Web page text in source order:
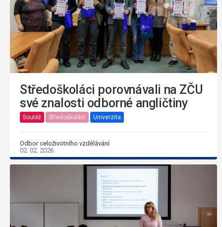
Středoškoláci porovnávali na ZČU
své znalosti odborné angličtiny
Soutěž Středoškoláci Univerzita
Odbor celoživotního vzdělávání
02. 02. 2026